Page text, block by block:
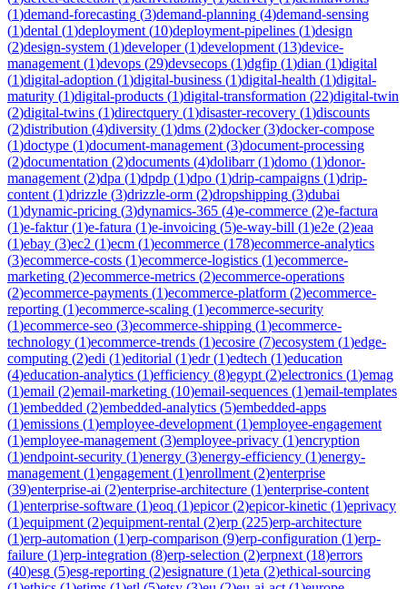
(1)demand-forecasting (3)demand-planning (4)demand-sensing
(1)dental (1)deployment (10)deployment-pipelines (1)design
(2)design-system (1)developer(1)development (13)device-
management (1)devops (29)devsecops (1)dgfip (1)dian (1)digital
(1)digital-adoption (1)digital-business (1)digital-health (1)digital-
maturity (1)digital-products (1)digital-transformation (22)digital-twin
(2)digital-twins (1)directquery (1)disaster-recovery (1)discounts
(2)distribution (4)diversity (1)dms (2)docker(3)docker-compose
(1)doctype (1)document-management (3)document-processing
(2)documentation (2)documents (4)dolibarr(1)domo (1)donor-
management (2)dpa (1)dpdp (1)dpo (1)drip-campaigns (1)drip-
content (1)drizzle (3)drizzle-orm (2)dropshipping (3)dubai
(1)dynamic-pricing (3)dynamics-365 (4)e-commerce (2)e-factura
(1)e-faktur(1)e-fatura (1)e-invoicing (5)e-way-bill (1)e2e (2)eaa
(1)ebay (3)ec2 (1)ecm (1)ecommerce (178)ecommerce-analytics
(3)ecommerce-costs (1)ecommerce-logistics (1)ecommerce-
marketing (2)ecommerce-metrics (2)ecommerce-operations
(2)ecommerce-payments (1)ecommerce-platform (2)ecommerce-
reporting (1)ecommerce-scaling (1)ecommerce-security
(1)ecommerce-seo (3)ecommerce-shipping (1)ecommerce-
technology (1)ecommerce-trends (1)ecosire (7)ecosystem (1)edge-
computing (2)edi (1)editorial (1)edr(1)edtech (1)education
(4)education-analytics (1)efficiency (8)egypt (2)electronics (1)emag
(1)email (2)email-marketing (10)email-sequences (1)email-templates
(1)embedded (2)embedded-analytics (5)embedded-apps
(1)emissions (1)employee-development (1)employee-engagement
(1)employee-management (3)employee-privacy (1)encryption
(1)endpoint-security (1)energy (3)energy-efficiency (1)energy-
management (1)engagement (1)enrollment (2)enterprise
(39)enterprise-ai (2)enterprise-architecture (1)enterprise-content
(1)enterprise-software (1)eoq (1)epicor(2)epicor-kinetic (1)eprivacy
(1)equipment (2)equipment-rental (2)erp (225)erp-architecture
(1)erp-automation (1)erp-comparison (9)erp-configuration (1)erp-
failure (1)erp-integration (8)erp-selection (2)erpnext (18)errors
(40)esg (5)esg-reporting (2)esignature (1)eta (2)ethical-sourcing